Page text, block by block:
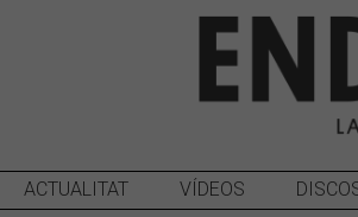
ACTUALITAT VÍDEOS